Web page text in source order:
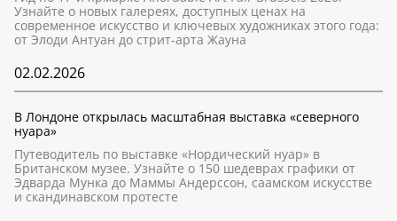
Узнайте о новых галереях, доступных ценах на
современное искусство и ключевых художниках этого года:
от Элоди Антуан до стрит-арта Жауна
02.02.2026
В Лондоне открылась масштабная выставка «северного
нуара»
Путеводитель по выставке «Нордический нуар» в
Британском музее. Узнайте о 150 шедеврах графики от
Эдварда Мунка до Маммы Андерссон, саамском искусстве
и скандинавском протесте